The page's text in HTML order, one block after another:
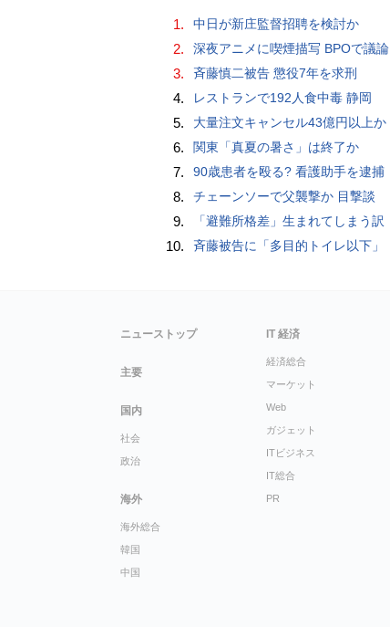
1. 中日が新庄監督招聘を検討か
2. 深夜アニメに喫煙描写 BPOで議論
3. 斉藤慎二被告 懲役7年を求刑
4. レストランで192人食中毒 静岡
5. 大量注文キャンセル43億円以上か
6. 関東「真夏の暑さ」は終了か
7. 90歳患者を殴る? 看護助手を逮捕
8. チェーンソーで父襲撃か 目撃談
9. 「避難所格差」生まれてしまう訳
10. 斉藤被告に「多目的トイレ以下」
ニューストップ
主要
国内
社会
政治
海外
海外総合
韓国
中国
IT 経済
経済総合
マーケット
Web
ガジェット
ITビジネス
IT総合
PR